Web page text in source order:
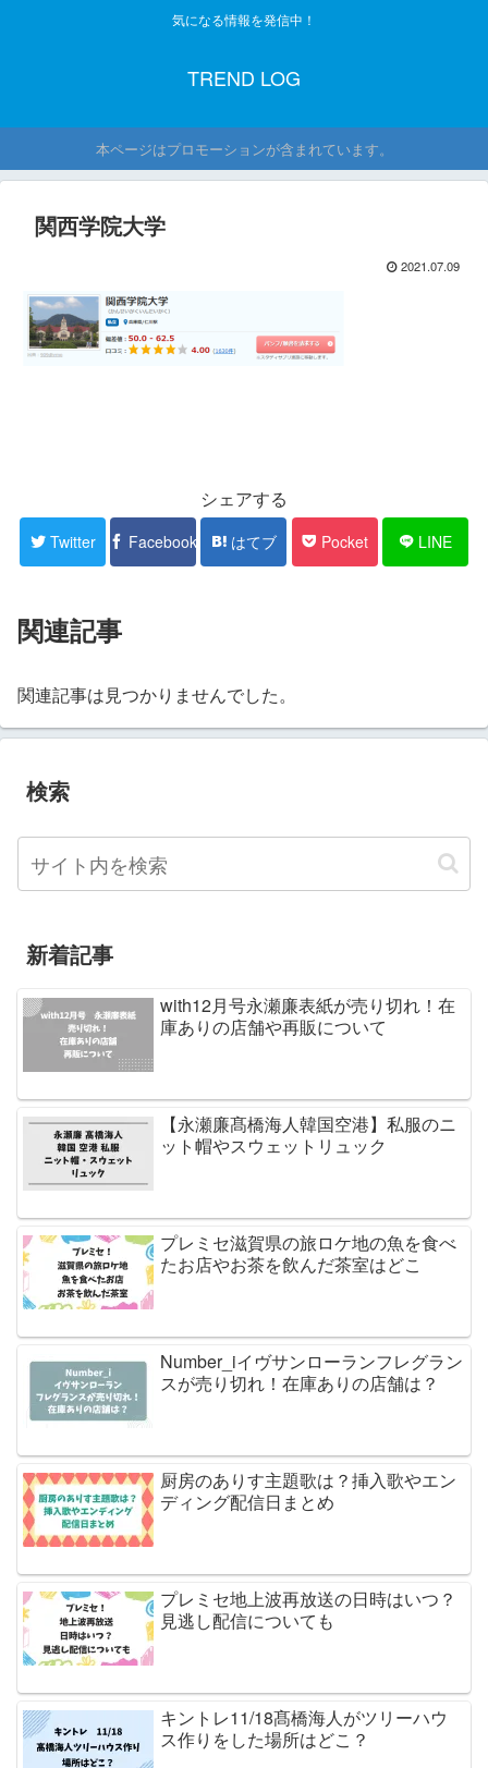
気になる情報を発信中！
TREND LOG
本ページはプロモーションが含まれています。
関西学院大学
2021.07.09
シェアする
Twitter Facebook はてブ Pocket LINE
関連記事
関連記事は見つかりませんでした。
検索
新着記事
with12月号永瀬廉表紙が売り切れ！在
庫ありの店舗や再販について
【永瀬廉髙橋海人韓国空港】私服のニ
ット帽やスウェットリュック
プレミセ滋賀県の旅ロケ地の魚を食べ
たお店やお茶を飲んだ茶室はどこ
Number_iイヴサンローランフレグラン
スが売り切れ！在庫ありの店舗は？
厨房のありす主題歌は？挿入歌やエン
ディング配信日まとめ
プレミセ地上波再放送の日時はいつ？
見逃し配信についても
キントレ11/18髙橋海人がツリーハウ
ス作りをした場所はどこ？